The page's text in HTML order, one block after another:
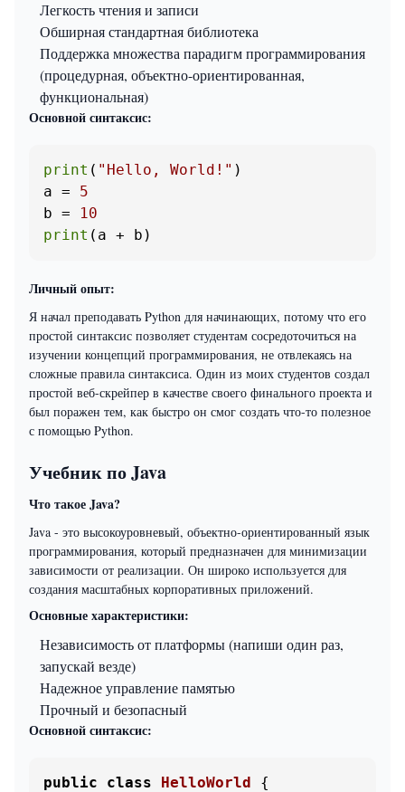
Легкость чтения и записи
Обширная стандартная библиотека
Поддержка множества парадигм программирования
(процедурная, объектно-ориентированная,
функциональная)
Основной синтаксис:
print ( "Hello, World!" )
a = 5
b =
10
print (a + b)
Личный опыт:
Я начал преподавать Python для начинающих, потому что его
простой синтаксис позволяет студентам сосредоточиться на
изучении концепций программирования, не отвлекаясь на
сложные правила синтаксиса. Один из моих студентов создал
простой веб-скрейпер в качестве своего финального проекта и
был поражен тем, как быстро он смог создать что-то полезное
с помощью Python.
Учебник по Java
Что такое Java?
Java - это высокоуровневый, объектно-ориентированный язык
программирования, который предназначен для минимизации
зависимости от реализации. Он широко используется для
создания масштабных корпоративных приложений.
Основные характеристики:
Независимость от платформы (напиши один раз,
запускай везде)
Надежное управление памятью
Прочный и безопасный
Основной синтаксис:
public class HelloWorld {